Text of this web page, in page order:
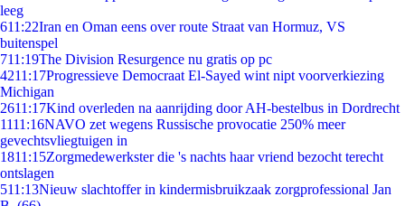
leeg
611:22Iran en Oman eens over route Straat van Hormuz, VS
buitenspel
711:19The Division Resurgence nu gratis op pc
4211:17Progressieve Democraat El-Sayed wint nipt voorverkiezing
Michigan
2611:17Kind overleden na aanrijding door AH-bestelbus in Dordrecht
1111:16NAVO zet wegens Russische provocatie 250% meer
gevechtsvliegtuigen in
1811:15Zorgmedewerkster die 's nachts haar vriend bezocht terecht
ontslagen
511:13Nieuw slachtoffer in kindermisbruikzaak zorgprofessional Jan